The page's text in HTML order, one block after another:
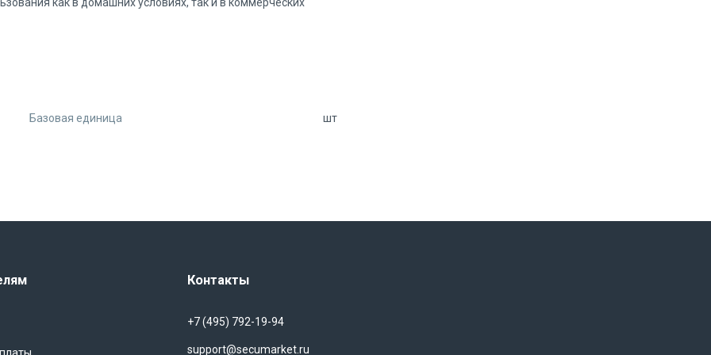
кто ценит качество, надежность и долговечность. Оно
Базовая единица шт
Контакты
+7 (495) 792-19-94
support@secumarket.ru